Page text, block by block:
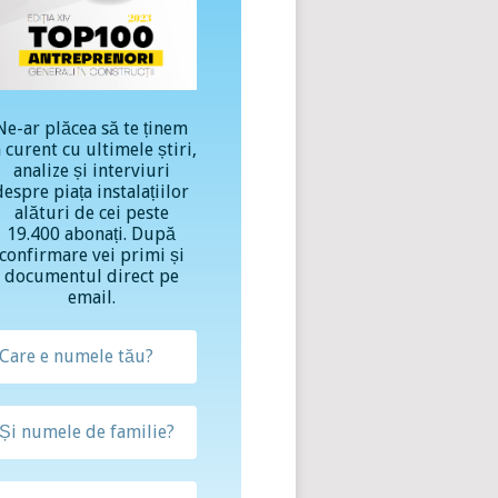
ar plăcea să te ținem
curent cu ultimele știri,
analize și interviuri
piața instalațiilor
alături de cei peste
19.400 abonați. După
vei primi și
documentul direct pe
email.